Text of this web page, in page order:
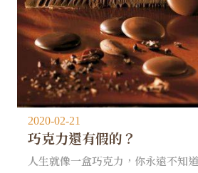
2020-02-21
巧克力還有假的？
人生就像一盒巧克力，你永遠不知